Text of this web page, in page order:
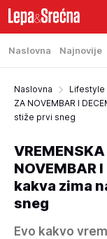
Naslovna Najnovije
Naslovna Lifestyle
ZA NOVEMBAR I
stiže prvi sneg
NOVEMBAR
kakva zima
sneg
Evo kakvo